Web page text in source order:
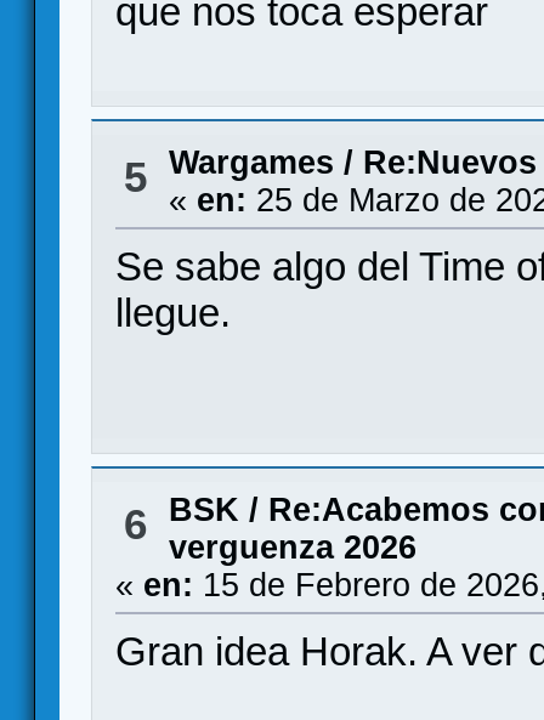
que nos toca esperar
5 Wargames /
« en: 25 de Marzo de
Se sabe algo del Time
llegue.
6 BSK / Re:Acabemos
verguenza 2026
« en: 15 de Febrero de
Gran idea Horak. A ver